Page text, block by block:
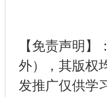
【免责声明
外），其版权
发推广仅供学